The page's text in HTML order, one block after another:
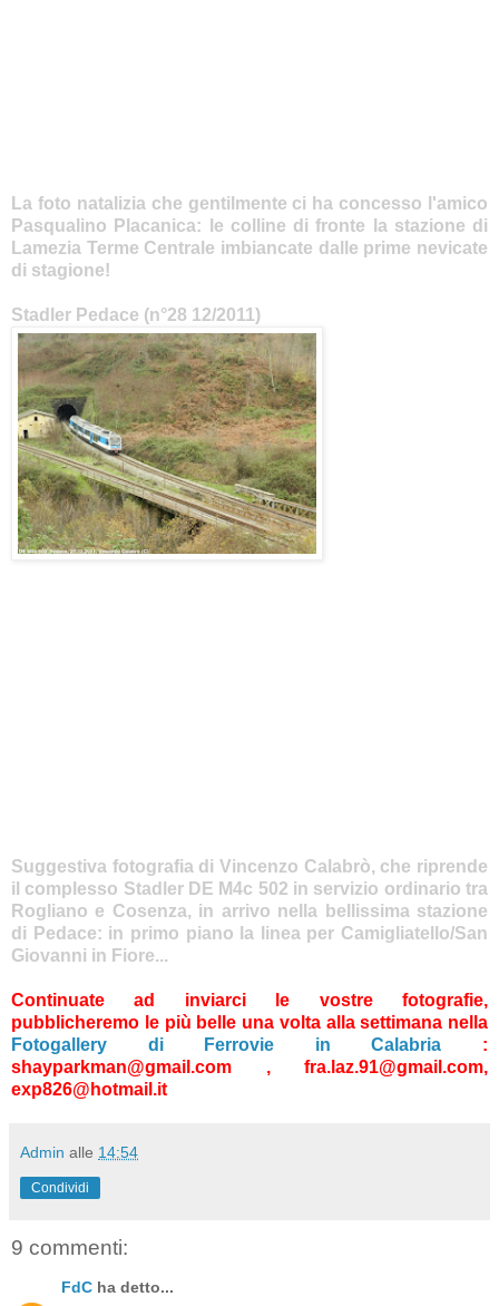
La foto natalizia che gentilmente ci ha concesso l'amico
Pasqualino Placanica: le colline di fronte la stazione di
Lamezia Terme Centrale imbiancate dalle prime nevicate
di stagione!
Stadler Pedace (n°28 12/2011)
Suggestiva fotografia di Vincenzo Calabrò, che riprende
il complesso Stadler DE M4c 502 in servizio ordinario tra
Rogliano e Cosenza, in arrivo nella bellissima stazione
di Pedace: in primo piano la linea per Camigliatello/San
Giovanni in Fiore...
Continuate ad inviarci le vostre fotografie,
pubblicheremo le più belle una volta alla settimana nella
Fotogallery di Ferrovie in Calabria :
shayparkman@gmail.com , fra.laz.91@gmail.com,
exp826@hotmail.it
Admin alle 14:54
Condividi
9 commenti:
FdC ha detto...